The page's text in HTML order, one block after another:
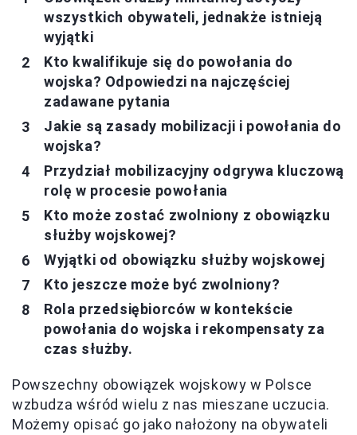
wszystkich obywateli, jednakże istnieją
wyjątki
Kto kwalifikuje się do powołania do
wojska? Odpowiedzi na najczęściej
zadawane pytania
Jakie są zasady mobilizacji i powołania do
wojska?
Przydział mobilizacyjny odgrywa kluczową
rolę w procesie powołania
Kto może zostać zwolniony z obowiązku
służby wojskowej?
Wyjątki od obowiązku służby wojskowej
Kto jeszcze może być zwolniony?
Rola przedsiębiorców w kontekście
powołania do wojska i rekompensaty za
czas służby.
Powszechny obowiązek wojskowy w Polsce
wzbudza wśród wielu z nas mieszane uczucia.
Możemy opisać go jako nałożony na obywateli